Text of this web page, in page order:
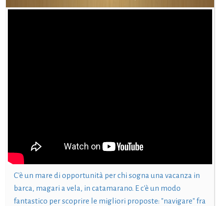
C'è un mare di opportunità per chi sogna una vacanza in
barca, magari a vela, in catamarano. E c'è un modo
fantastico per scoprire le migliori proposte: "navigare" fra